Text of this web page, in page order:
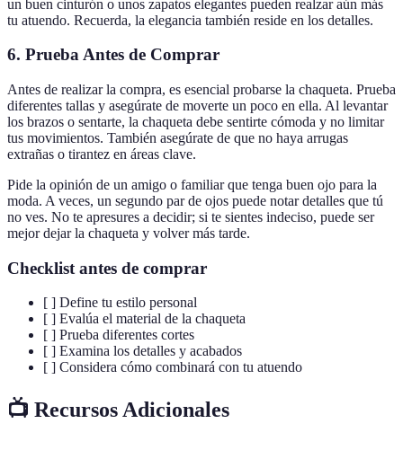
un buen cinturón o unos zapatos elegantes pueden realzar aún más
tu atuendo. Recuerda, la elegancia también reside en los detalles.
6. Prueba Antes de Comprar
Antes de realizar la compra, es esencial probarse la chaqueta. Prueba
diferentes tallas y asegúrate de moverte un poco en ella. Al levantar
los brazos o sentarte, la chaqueta debe sentirte cómoda y no limitar
tus movimientos. También asegúrate de que no haya arrugas
extrañas o tirantez en áreas clave.
Pide la opinión de un amigo o familiar que tenga buen ojo para la
moda. A veces, un segundo par de ojos puede notar detalles que tú
no ves. No te apresures a decidir; si te sientes indeciso, puede ser
mejor dejar la chaqueta y volver más tarde.
Checklist antes de comprar
[ ] Define tu estilo personal
[ ] Evalúa el material de la chaqueta
[ ] Prueba diferentes cortes
[ ] Examina los detalles y acabados
[ ] Considera cómo combinará con tu atuendo
📺 Recursos Adicionales